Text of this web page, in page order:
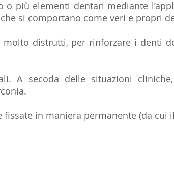
o più elementi dentari mediante
si comportano come veri e propri
distrutti, per rinforzare i denti
A secoda delle situazioni
in maniera permanente (da cui